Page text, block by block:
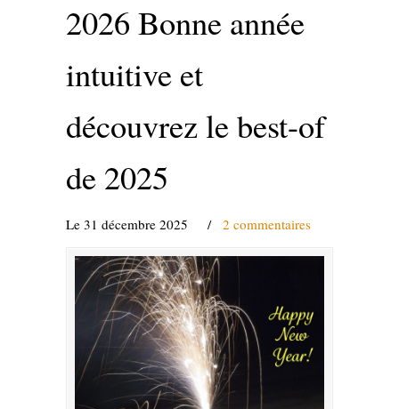
2026 Bonne année
intuitive et
découvrez le best-of
de 2025
Le 31 décembre 2025 / 2 commentaires